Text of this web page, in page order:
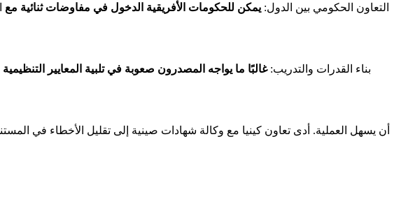
- التعاون الحكومي بين الدول: يمكن للحكومات الأفريقية الدخول في مفاوضات ثنائية مع
- بناء القدرات والتدريب: غالبًا ما يواجه المصدرون صعوبة في تلبية المعايير التنظيمية